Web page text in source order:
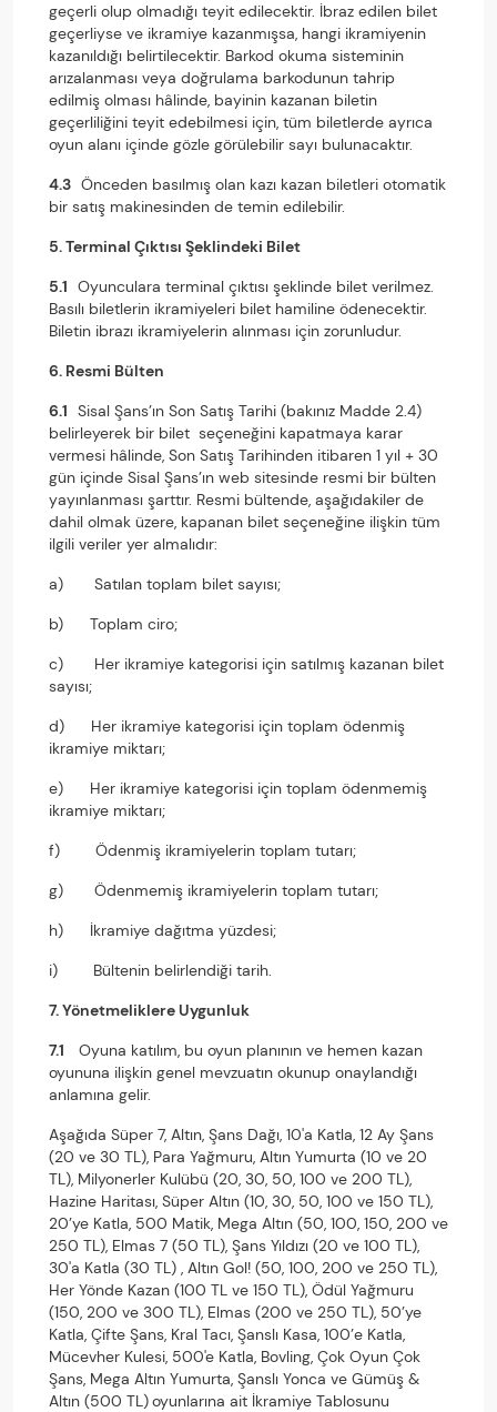
geçerli olup olmadığı teyit edilecektir. İbraz edilen bilet
geçerliyse ve ikramiye kazanmışsa, hangi ikramiyenin
kazanıldığı belirtilecektir. Barkod okuma sisteminin
arızalanması veya doğrulama barkodunun tahrip
edilmiş olması hâlinde, bayinin kazanan biletin
geçerliliğini teyit edebilmesi için, tüm biletlerde ayrıca
oyun alanı içinde gözle görülebilir sayı bulunacaktır.
4.3 Önceden basılmış olan kazı kazan biletleri otomatik
bir satış makinesinden de temin edilebilir.
5. Terminal Çıktısı Şeklindeki Bilet
5.1 Oyunculara terminal çıktısı şeklinde bilet verilmez.
Basılı biletlerin ikramiyeleri bilet hamiline ödenecektir.
Biletin ibrazı ikramiyelerin alınması için zorunludur.
6. Resmi Bülten
6.1 Sisal Şans’ın Son Satış Tarihi (bakınız Madde 2.4)
belirleyerek bir bilet seçeneğini kapatmaya karar
vermesi hâlinde, Son Satış Tarihinden itibaren 1 yıl + 30
gün içinde Sisal Şans’ın web sitesinde resmi bir bülten
yayınlanması şarttır. Resmi bültende, aşağıdakiler de
dahil olmak üzere, kapanan bilet seçeneğine ilişkin tüm
ilgili veriler yer almalıdır:
a) Satılan toplam bilet sayısı;
b) Toplam ciro;
c) Her ikramiye kategorisi için satılmış kazanan bilet
sayısı;
d) Her ikramiye kategorisi için toplam ödenmiş
ikramiye miktarı;
e) Her ikramiye kategorisi için toplam ödenmemiş
ikramiye miktarı;
f) Ödenmiş ikramiyelerin toplam tutarı;
g) Ödenmemiş ikramiyelerin toplam tutarı;
h) İkramiye dağıtma yüzdesi;
i) Bültenin belirlendiği tarih.
7. Yönetmeliklere Uygunluk
7.1
Oyuna katılım, bu oyun planının ve hemen kazan
oyununa ilişkin genel mevzuatın okunup onaylandığı
anlamına gelir.
Aşağıda Süper 7, Altın, Şans Dağı, 10'a Katla, 12 Ay Şans
(20 ve 30 TL), Para Yağmuru, Altın Yumurta (10 ve 20
TL), Milyonerler Kulübü (20, 30, 50, 100 ve 200 TL),
Hazine Haritası, Süper Altın (10, 30, 50, 100 ve 150 TL),
20’ye Katla, 500 Matik, Mega Altın (50, 100, 150, 200 ve
250 TL), Elmas 7 (50 TL), Şans Yıldızı (20 ve 100 TL),
30'a Katla (30 TL) , Altın Gol! (50, 100, 200 ve 250 TL),
Her Yönde Kazan (100 TL ve 150 TL), Ödül Yağmuru
(150, 200 ve 300 TL), Elmas (200 ve 250 TL), 50’ye
Katla, Çifte Şans, Kral Tacı, Şanslı Kasa, 100’e Katla,
Mücevher Kulesi, 500'e Katla, Bovling, Çok Oyun Çok
Şans, Mega Altın Yumurta, Şanslı Yonca ve Gümüş &
Altın (500 TL)oyunlarına ait İkramiye Tablosunu